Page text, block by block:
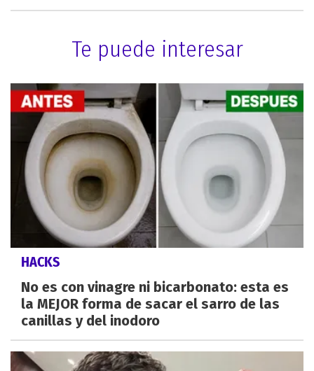
Te puede interesar
HACKS
No es con vinagre ni bicarbonato: esta es
la MEJOR forma de sacar el sarro de las
canillas y del inodoro